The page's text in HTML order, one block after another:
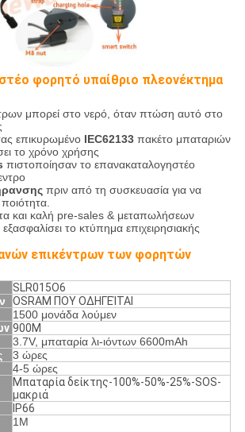
φορητό υπαίθριο πλεονέκτημα
μπορεί στο νερό, όταν πτώση αυτό στο
επικυρωμένο IEC62133πακέτο μπαταριών
το χρόνο χρήσης
πιστοποίησαν το επανακαταλογηστέο
πριν από τη συσκευασία για να
και καλή pre-sales & μεταπωλήσεων
το κτύπημα επιχειρησιακής
επικέντρων των φορητών
SLR015O6
OSRAM ΠΟΥ ΟΔΗΓΕΊΤΑΙ
1500 μονάδα λούμεν
900M
3.7V, μπαταρία λι-ιόντων 6600mAh
3 ώρες
4-5 ώρες
Μπαταρία δείκτης-100%-50%-25%-SOS-
μακριά
IP66
1M